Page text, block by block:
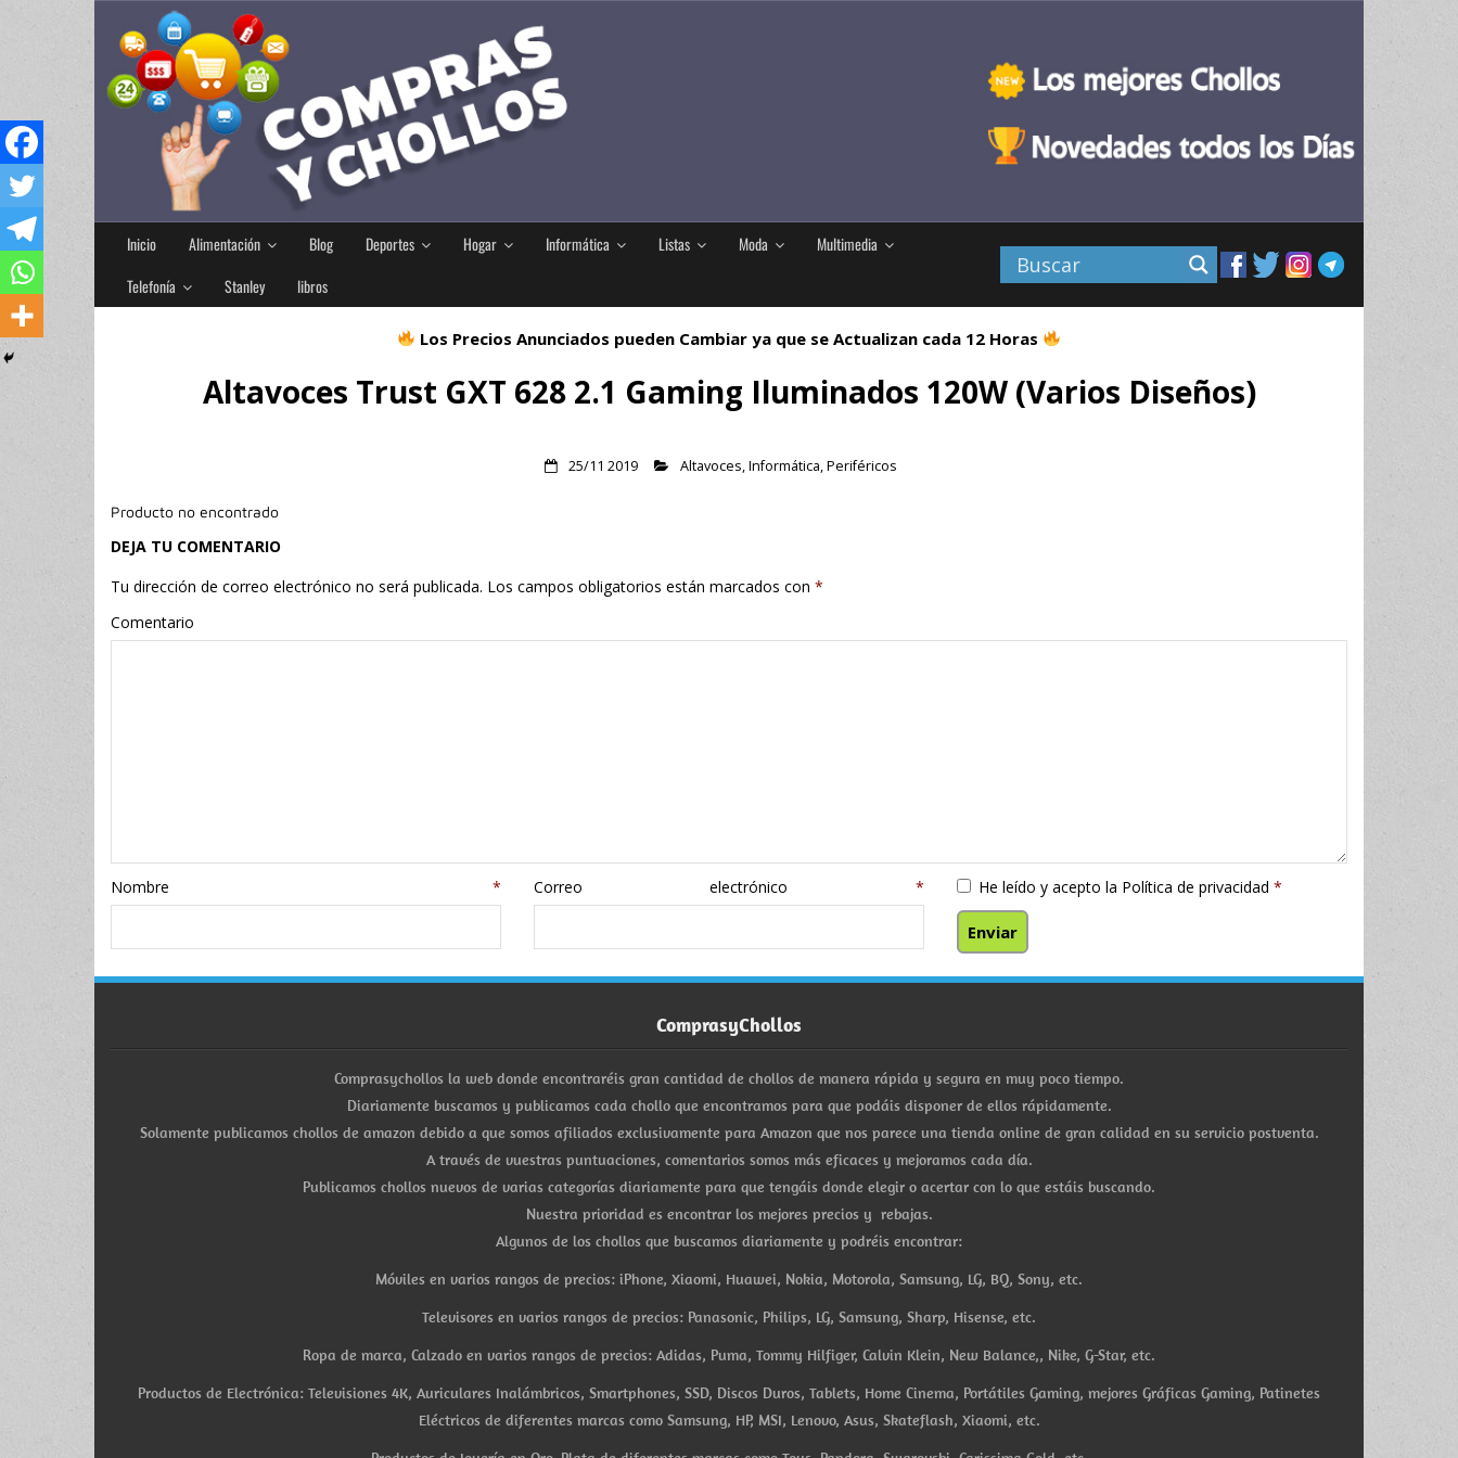
Inicio Alimentación Blog Deportes Hogar Informática Listas Moda
Multimedia
Telefonía
Stanley libros
Los Precios Anunciados pueden Cambiar ya que se Actualizan cada 12 Horas
Altavoces Trust GXT 628 2.1 Gaming Iluminados 120W (Varios Diseños)
25/11 2019 Altavoces,Informática,Periféricos
Producto no encontrado
DEJA TU COMENTARIO
Tu dirección de correo electrónico no será publicada. Los campos obligatorios están marcados con *
Comentario
Nombre* Correo electrónico* He leído y acepto la Política de privacidad *
ComprasyChollos
Comprasychollos la web donde encontraréis gran cantidad de chollos de manera rápida y segura en muy poco tiempo.
Diariamente buscamos y publicamos cada chollo que encontramos para que podáis disponer de ellos rápidamente.
Solamente publicamos chollos de amazon debido a que somos afiliados exclusivamente para Amazon que nos parece una tienda online de gran calidad en su servicio postventa.
A través de vuestras puntuaciones, comentarios somos más eficaces y mejoramos cada día.
Publicamos chollos nuevos de varias categorías diariamente para que tengáis donde elegir o acertar con lo que estáis buscando.
Nuestra prioridad es encontrar los mejores precios y rebajas.
Algunos de los chollos que buscamos diariamente y podréis encontrar:
Móviles en varios rangos de precios: iPhone, Xiaomi, Huawei, Nokia, Motorola, Samsung, LG, BQ, Sony, etc.
Televisores en varios rangos de precios: Panasonic, Philips, LG, Samsung, Sharp, Hisense, etc.
Ropa de marca, Calzado en varios rangos de precios: Adidas, Puma, Tommy Hilfiger, Calvin Klein, New Balance,, Nike, G-Star, etc.
Productos de Electrónica: Televisiones 4K, Auriculares Inalámbricos, Smartphones, SSD, Discos Duros, Tablets, Home Cinema, Portátiles Gaming, mejores Gráficas Gaming, Patinetes
Eléctricos de diferentes marcas como Samsung, HP, MSI, Lenovo, Asus, Skateflash, Xiaomi, etc.